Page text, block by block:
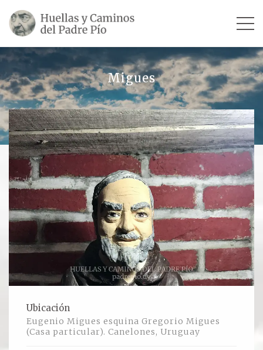
SU VIDA
TESTIMONIOS
Ver todos
Escultores
Revista «La Voz del Padre Pío»
Contar mi testimonio
Compartir un lugar
Migues
Ubicación
Eugenio Migues esquina Gregorio Migues
(Casa particular). Canelones, Uruguay